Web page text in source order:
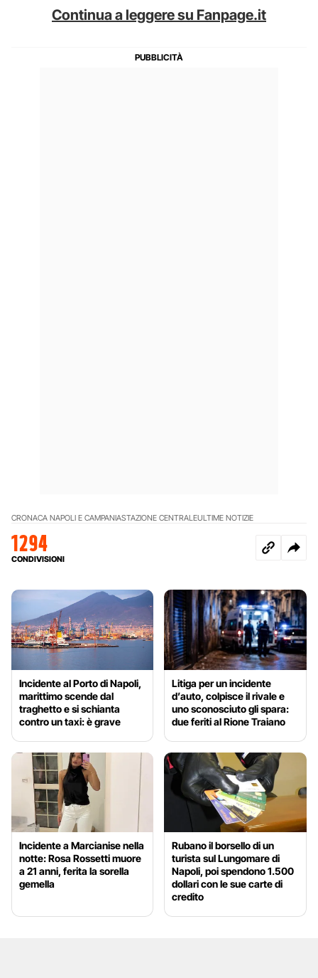
Continua a leggere su Fanpage.it
CRONACA NAPOLI E CAMPANIASTAZIONE CENTRALEULTIME NOTIZIE
1294
CONDIVISIONI
Incidente al Porto di Napoli,
marittimo scende dal
traghetto e si schianta
contro un taxi: è grave
Litiga per un incidente
d’auto, colpisce il rivale e
uno sconosciuto gli spara:
due feriti al Rione Traiano
Incidente a Marcianise nella
notte: Rosa Rossetti muore
a 21 anni, ferita la sorella
gemella
Rubano il borsello di un
turista sul Lungomare di
Napoli, poi spendono 1.500
dollari con le sue carte di
credito